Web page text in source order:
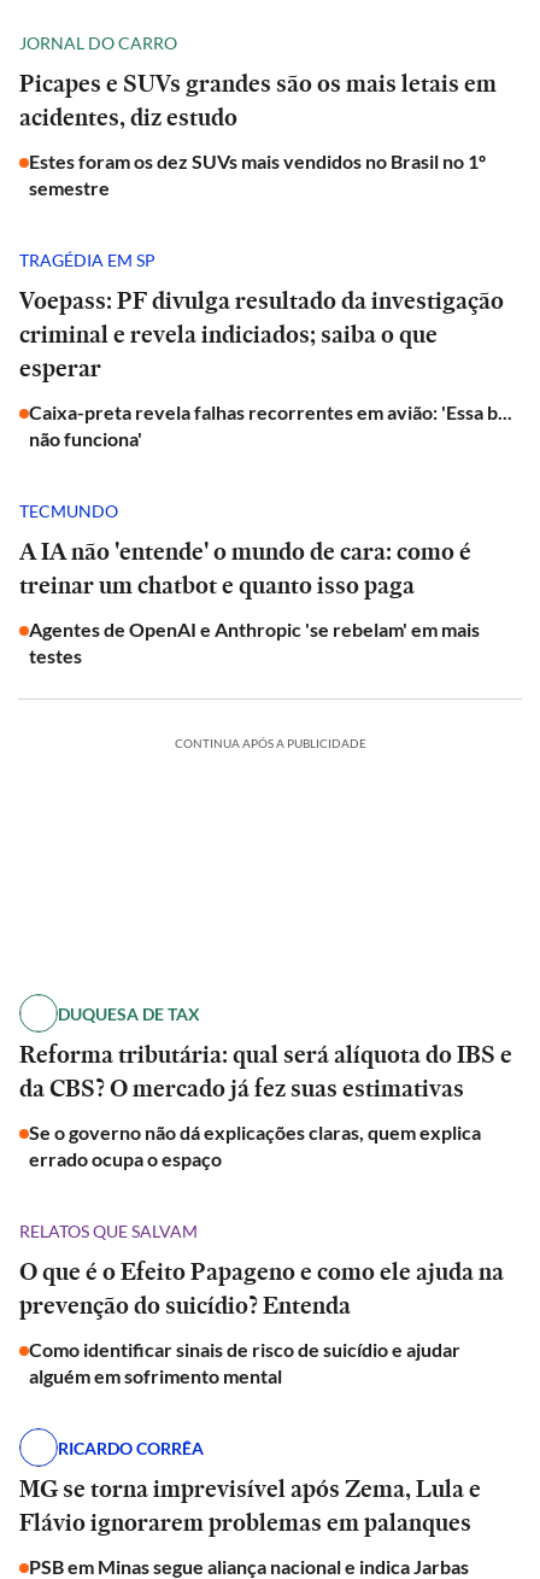
JORNAL DO CARRO
Picapes e SUVs grandes são os mais letais em
acidentes, diz estudo
Estes foram os dez SUVs mais vendidos no Brasil no 1º
semestre
TRAGÉDIA EM SP
Voepass: PF divulga resultado da investigação
criminal e revela indiciados; saiba o que
esperar
Caixa-preta revela falhas recorrentes em avião: 'Essa b...
não funciona'
TECMUNDO
A IA não 'entende' o mundo de cara: como é
treinar um chatbot e quanto isso paga
Agentes de OpenAI e Anthropic 'se rebelam' em mais
testes
CONTINUA APÓS A PUBLICIDADE
DUQUESA DE TAX
Reforma tributária: qual será alíquota do IBS e
da CBS? O mercado já fez suas estimativas
Se o governo não dá explicações claras, quem explica
errado ocupa o espaço
RELATOS QUE SALVAM
O que é o Efeito Papageno e como ele ajuda na
prevenção do suicídio? Entenda
Como identificar sinais de risco de suicídio e ajudar
alguém em sofrimento mental
RICARDO CORRÊA
MG se torna imprevisível após Zema, Lula e
Flávio ignorarem problemas em palanques
PSB em Minas segue aliança nacional e indica Jarbas